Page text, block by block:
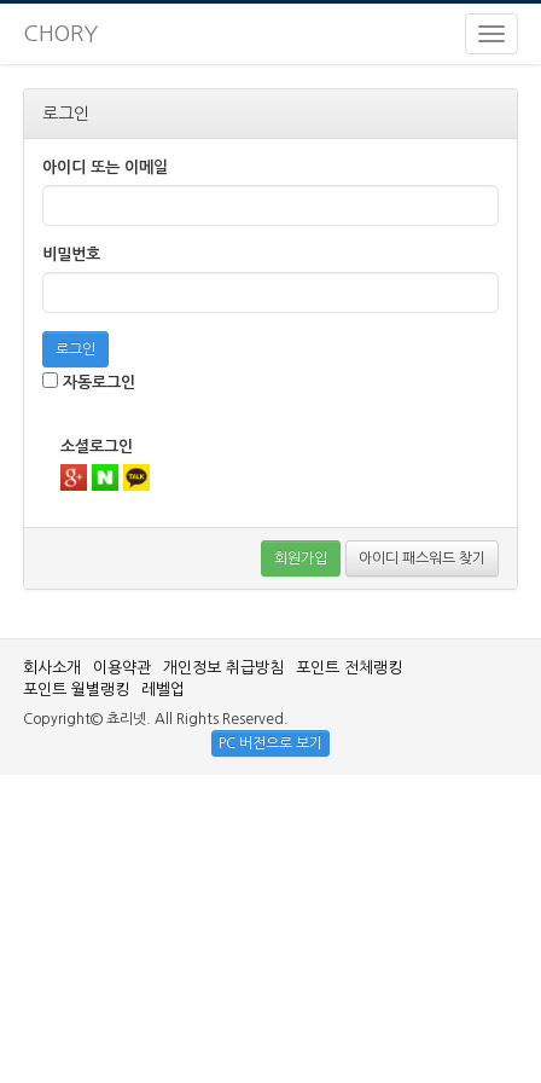
CHORY
로그인
아이디 또는 이메일
비밀번호
로그인
자동로그인
소셜로그인
회원가입 아이디 패스워드 찾기
회사소개 이용약관 개인정보 취급방침
포인트 전체랭킹
포인트 월별랭킹
레벨업
Copyright© 쵸리넷. All Rights Reserved.
PC 버전으로 보기